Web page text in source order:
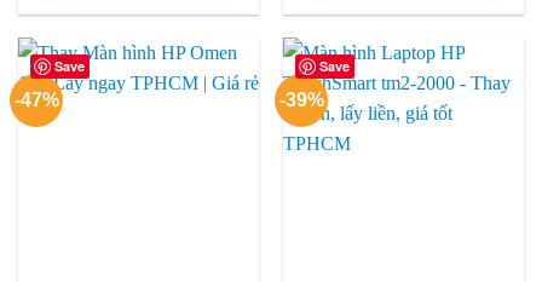
Save
-47%
Save
-39%